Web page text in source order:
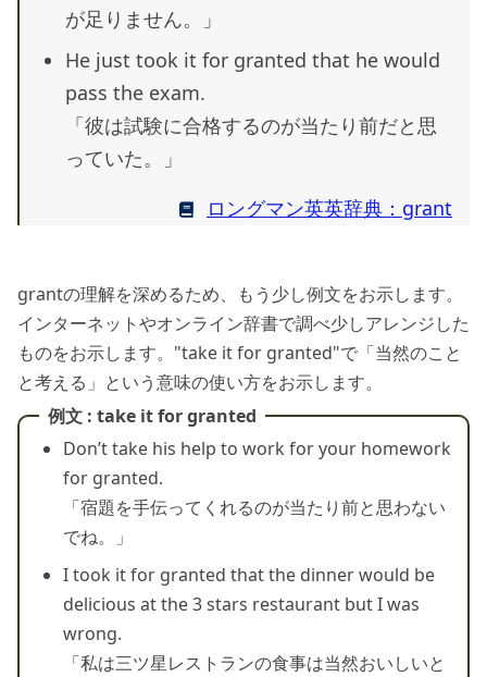
が足りません。」
He just took it for granted that he would
pass the exam.
「彼は試験に合格するのが当たり前だと思
っていた。」
ロングマン英英辞典：grant
grantの理解を深めるため、もう少し例文をお示します。
インターネットやオンライン辞書で調べ少しアレンジした
ものをお示します。"take it for granted"で「当然のこと
と考える」という意味の使い方をお示します。
例文 : take it for granted
Don’t take his help to work for your homework
for granted.
「宿題を手伝ってくれるのが当たり前と思わない
でね。」
I took it for granted that the dinner would be
delicious at the 3 stars restaurant but I was
wrong.
「私は三ツ星レストランの食事は当然おいしいと